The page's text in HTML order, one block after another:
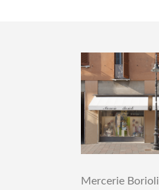
Mercerie Borioli